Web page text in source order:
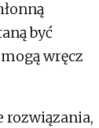
być
wręcz
rozwiązania,